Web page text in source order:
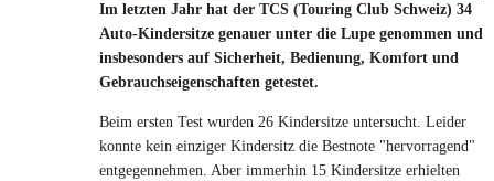
Im letzten Jahr hat der TCS (Touring Club Schweiz) 34
Auto-Kindersitze genauer unter die Lupe genommen und
insbesonders auf Sicherheit, Bedienung, Komfort und
Gebrauchseigenschaften getestet.
Beim ersten Test wurden 26 Kindersitze untersucht. Leider
konnte kein einziger Kindersitz die Bestnote "hervorragend"
entgegennehmen. Aber immerhin 15 Kindersitze erhielten